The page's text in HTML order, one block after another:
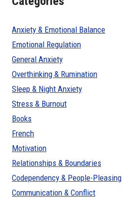
Anxiety & Emotional Balance
Emotional Regulation
General Anxiety
Overthinking & Rumination
Sleep & Night Anxiety
Stress & Burnout
Books
French
Motivation
Relationships & Boundaries
Codependency & People-Pleasing
Communication & Conflict